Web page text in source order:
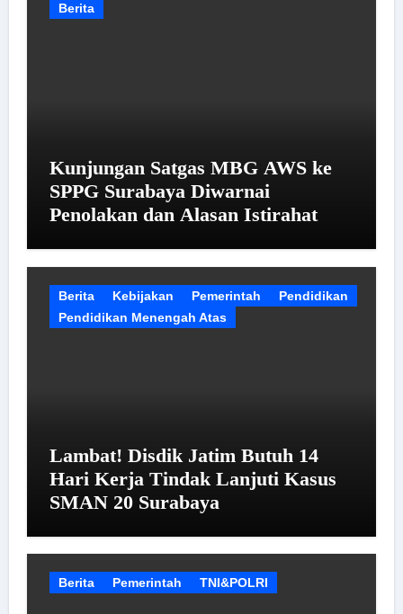
Berita
Kunjungan Satgas MBG AWS ke
SPPG Surabaya Diwarnai
Penolakan dan Alasan Istirahat
Berita Kebijakan Pemerintah
Pendidikan
Pendidikan Menengah Atas
Lambat! Disdik Jatim Butuh 14
Hari Kerja Tindak Lanjuti Kasus
SMAN 20 Surabaya
Berita Pemerintah TNI&POLRI